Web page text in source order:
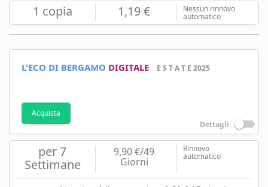
1 copia 1,19 € Nessun rinnovo
automatico
L'ECO DI BERGAMO DIGITALE E S T A T E 2025
Acquista
Dettagli
per 7
Settimane
9,90 €/49
Giorni
Rinnovo
automatico